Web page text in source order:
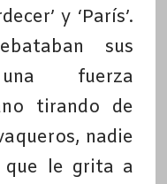
y ‘París’.
sus
fuerza
tirando de
nadie
que le grita a